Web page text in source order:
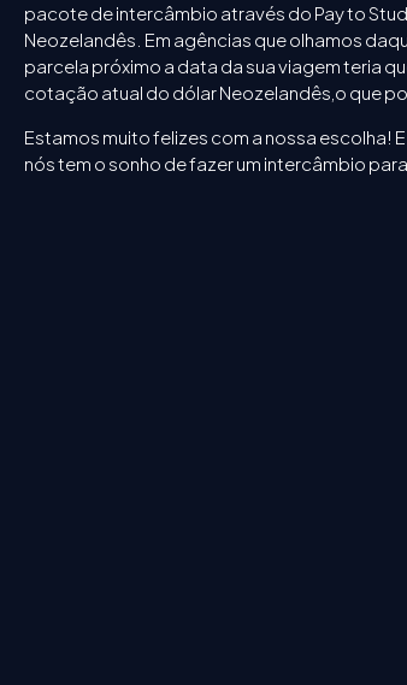
pacote de intercâmbio através do Pay to
Neozelandês. Em agências que olhamos
parcela próximo a data da sua viagem teria
cotação atual do dólar Neozelandês,o que
Estamos muito felizes com a nossa escolha!
nós tem o sonho de fazer um intercâmbio